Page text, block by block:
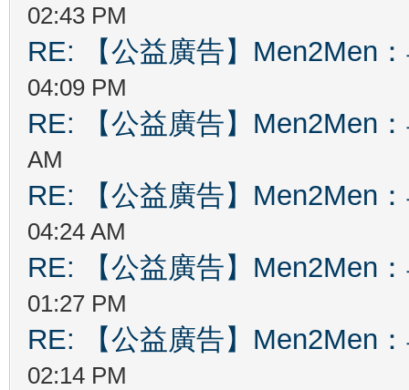
02:43 PM
RE: 【公益廣告】Men2Men
04:09 PM
RE: 【公益廣告】Men2Men
AM
RE: 【公益廣告】Men2Men
04:24 AM
RE: 【公益廣告】Men2Men
01:27 PM
RE: 【公益廣告】Men2Men
02:14 PM